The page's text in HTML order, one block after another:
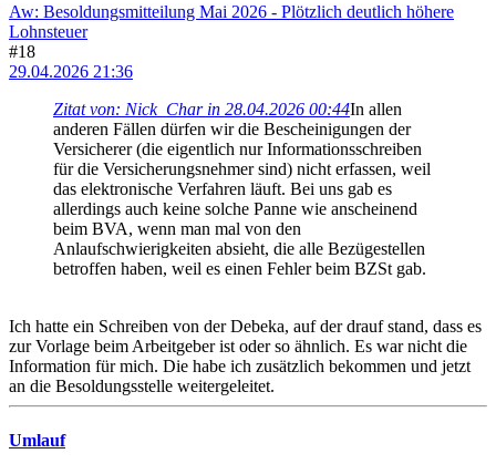
Aw: Besoldungsmitteilung Mai 2026 - Plötzlich deutlich höhere
Lohnsteuer
#18
29.04.2026 21:36
Zitat von: Nick_Char in 28.04.2026 00:44In allen
anderen Fällen dürfen wir die Bescheinigungen der
Versicherer (die eigentlich nur Informationsschreiben
für die Versicherungsnehmer sind) nicht erfassen, weil
das elektronische Verfahren läuft. Bei uns gab es
allerdings auch keine solche Panne wie anscheinend
beim BVA, wenn man mal von den
Anlaufschwierigkeiten absieht, die alle Bezügestellen
betroffen haben, weil es einen Fehler beim BZSt gab.
Ich hatte ein Schreiben von der Debeka, auf der drauf stand, dass es
zur Vorlage beim Arbeitgeber ist oder so ähnlich. Es war nicht die
Information für mich. Die habe ich zusätzlich bekommen und jetzt
an die Besoldungsstelle weitergeleitet.
Umlauf